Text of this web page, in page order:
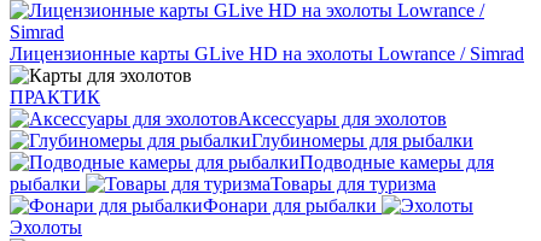
Лицензионные карты GLive HD на эхолоты Lowrance / Simrad
ПРАКТИК
Аксессуары для эхолотов
Глубиномеры для рыбалки
Подводные камеры для
рыбалки
Товары для туризма
Фонари для рыбалки
Эхолоты